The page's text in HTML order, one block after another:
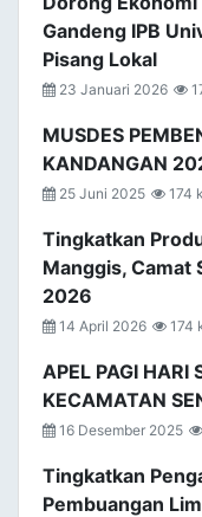
Gandeng IPB
Pisang Lokal
23 Januari 2026
MUSDES
KANDANGAN
25 Juni 2025 174
Tingkatkan
Manggis, Camat
2026
14 April 2026 174
APEL PAGI HARI
KECAMATAN
16 Desember 2025
Tingkatkan
Pembuangan